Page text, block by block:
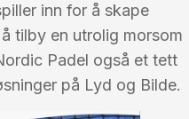
inn for å skape
tilby en utrolig morsom
Padel også et tett
på Lyd og Bilde.